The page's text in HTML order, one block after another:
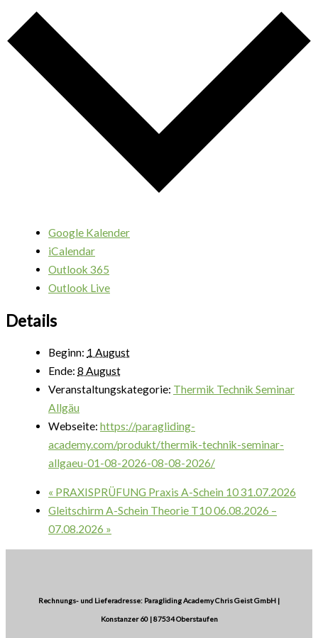
Google Kalender
iCalendar
Outlook 365
Outlook Live
Details
Beginn: 1 August
Ende: 8 August
Veranstaltungskategorie: Thermik Technik Seminar
Allgäu
Webseite: https://paragliding-
academy.com/produkt/thermik-technik-seminar-
allgaeu-01-08-2026-08-08-2026/
« PRAXISPRÜFUNG Praxis A-Schein 10 31.07.2026
Gleitschirm A-Schein Theorie T10 06.08.2026 –
07.08.2026 »
Rechnungs- und Lieferadresse: Paragliding Academy Chris Geist GmbH |
Konstanzer 60 | 87534 Oberstaufen